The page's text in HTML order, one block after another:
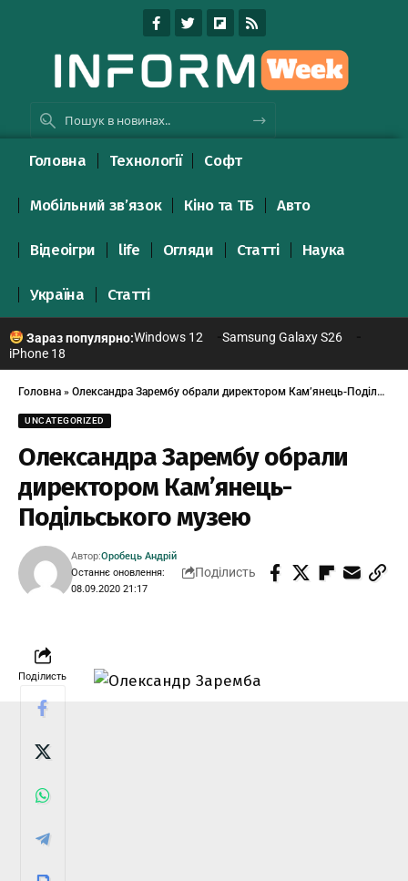
Головна Технології Софт
Мобільний зв’язок Кіно та ТБ Авто
Відеоігри life Огляди Статті Наука
Україна Статті
Зараз популярно:Windows 12
Samsung Galaxy S26
iPhone 18
Головна » Олександра Зарембу обрали директором Кам’янець-Подільського музею
UNCATEGORIZED
Олександра Зарембу обрали
директором Кам’янець-
Подільського музею
Останнє оновлення:
08.09.2020 21:17
Автор:Оробець Андрій
Поділисть
Поділисть